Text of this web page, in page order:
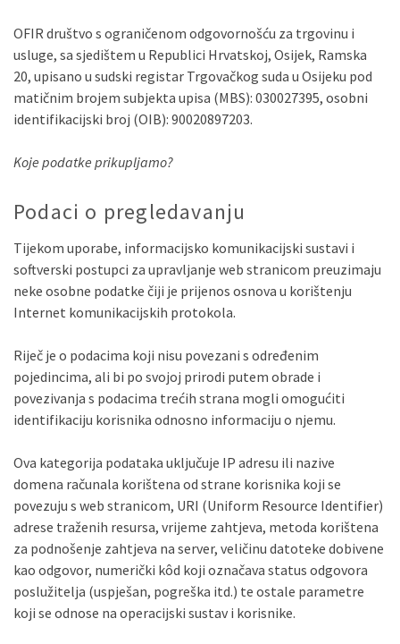
OFIR društvo s ograničenom odgovornošću za trgovinu i
usluge, sa sjedištem u Republici Hrvatskoj, Osijek, Ramska
20, upisano u sudski registar Trgovačkog suda u Osijeku pod
matičnim brojem subjekta upisa (MBS): 030027395, osobni
identifikacijski broj (OIB): 90020897203.
Koje podatke prikupljamo?
Podaci o pregledavanju
Tijekom uporabe, informacijsko komunikacijski sustavi i
softverski postupci za upravljanje web stranicom preuzimaju
neke osobne podatke čiji je prijenos osnova u korištenju
Internet komunikacijskih protokola.
Riječ je o podacima koji nisu povezani s određenim
pojedincima, ali bi po svojoj prirodi putem obrade i
povezivanja s podacima trećih strana mogli omogućiti
identifikaciju korisnika odnosno informaciju o njemu.
Ova kategorija podataka uključuje IP adresu ili nazive
domena računala korištena od strane korisnika koji se
povezuju s web stranicom, URI (Uniform Resource Identifier)
adrese traženih resursa, vrijeme zahtjeva, metoda korištena
za podnošenje zahtjeva na server, veličinu datoteke dobivene
kao odgovor, numerički kôd koji označava status odgovora
poslužitelja (uspješan, pogreška itd.) te ostale parametre
koji se odnose na operacijski sustav i korisnike.